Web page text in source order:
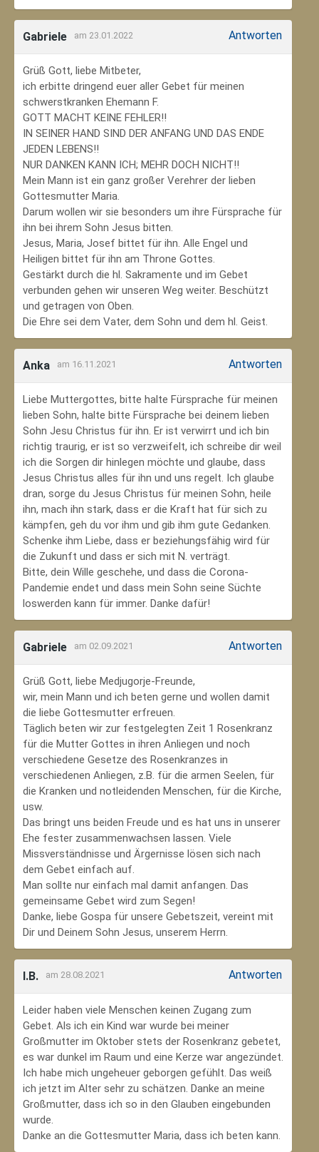
Gabriele am 23.01.2022 Antworten
Grüß Gott, liebe Mitbeter,
ich erbitte dringend euer aller Gebet für meinen
schwerstkranken Ehemann F.
GOTT MACHT KEINE FEHLER!!
IN SEINER HAND SIND DER ANFANG UND DAS ENDE
JEDEN LEBENS!!
NUR DANKEN KANN ICH; MEHR DOCH NICHT!!
Mein Mann ist ein ganz großer Verehrer der lieben
Gottesmutter Maria.
Darum wollen wir sie besonders um ihre Fürsprache für
ihn bei ihrem Sohn Jesus bitten.
Jesus, Maria, Josef bittet für ihn. Alle Engel und
Heiligen bittet für ihn am Throne Gottes.
Gestärkt durch die hl. Sakramente und im Gebet
verbunden gehen wir unseren Weg weiter. Beschützt
und getragen von Oben.
Die Ehre sei dem Vater, dem Sohn und dem hl. Geist.
Anka am 16.11.2021 Antworten
Liebe Muttergottes, bitte halte Fürsprache für meinen
lieben Sohn, halte bitte Fürsprache bei deinem lieben
Sohn Jesu Christus für ihn. Er ist verwirrt und ich bin
richtig traurig, er ist so verzweifelt, ich schreibe dir weil
ich die Sorgen dir hinlegen möchte und glaube, dass
Jesus Christus alles für ihn und uns regelt. Ich glaube
dran, sorge du Jesus Christus für meinen Sohn‚ heile
ihn, mach ihn stark, dass er die Kraft hat für sich zu
kämpfen, geh du vor ihm und gib ihm gute Gedanken.
Schenke ihm Liebe, dass er beziehungsfähig wird für
die Zukunft und dass er sich mit N. verträgt.
Bitte, dein Wille geschehe, und dass die Corona-
Pandemie endet und dass mein Sohn seine Süchte
loswerden kann für immer. Danke dafür!
Gabriele am 02.09.2021 Antworten
Grüß Gott, liebe Medjugorje-Freunde,
wir, mein Mann und ich beten gerne und wollen damit
die liebe Gottesmutter erfreuen.
Täglich beten wir zur festgelegten Zeit 1 Rosenkranz
für die Mutter Gottes in ihren Anliegen und noch
verschiedene Gesetze des Rosenkranzes in
verschiedenen Anliegen, z.B. für die armen Seelen, für
die Kranken und notleidenden Menschen, für die Kirche,
usw.
Das bringt uns beiden Freude und es hat uns in unserer
Ehe fester zusammenwachsen lassen. Viele
Missverständnisse und Ärgernisse lösen sich nach
dem Gebet einfach auf.
Man sollte nur einfach mal damit anfangen. Das
gemeinsame Gebet wird zum Segen!
Danke, liebe Gospa für unsere Gebetszeit, vereint mit
Dir und Deinem Sohn Jesus, unserem Herrn.
I.B. am 28.08.2021 Antworten
Leider haben viele Menschen keinen Zugang zum
Gebet. Als ich ein Kind war wurde bei meiner
Großmutter im Oktober stets der Rosenkranz gebetet,
es war dunkel im Raum und eine Kerze war angezündet.
Ich habe mich ungeheuer geborgen gefühlt. Das weiß
ich jetzt im Alter sehr zu schätzen. Danke an meine
Großmutter, dass ich so in den Glauben eingebunden
wurde.
Danke an die Gottesmutter Maria, dass ich beten kann.